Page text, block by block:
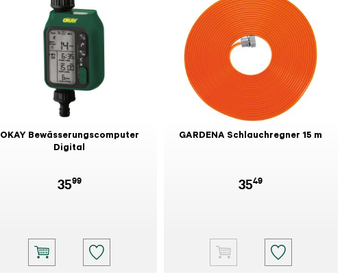
OKAY Bewässerungscomputer
Digital
3599
GARDENA Schlauchregner 15 m
3549